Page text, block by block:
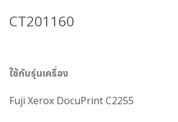
CT201160
ใช้กับรุ่นเครื่อง
Fuji Xerox DocuPrint C2255